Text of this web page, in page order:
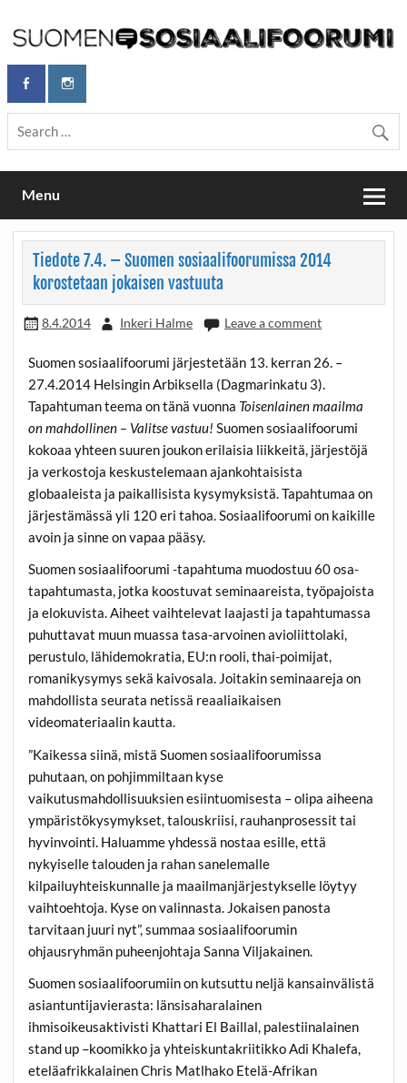
content
Maailmanparannuspäivät / Suomen
Sosiaalifoorumi
Maailmanparannuspäivät Lapinlahden Lähteellä, Helsingissä
26.–27.9.2026
Menu
Tiedote 7.4. – Suomen sosiaalifoorumissa 2014
korostetaan jokaisen vastuuta
8.4.2014 Inkeri Halme Leave a comment
Suomen sosiaalifoorumi järjestetään 13. kerran 26. –
27.4.2014 Helsingin Arbiksella (Dagmarinkatu 3).
Tapahtuman teema on tänä vuonna Toisenlainen maailma
on mahdollinen – Valitse vastuu! Suomen sosiaalifoorumi
kokoaa yhteen suuren joukon erilaisia liikkeitä, järjestöjä
ja verkostoja keskustelemaan ajankohtaisista
globaaleista ja paikallisista kysymyksistä. Tapahtumaa on
järjestämässä yli 120 eri tahoa. Sosiaalifoorumi on kaikille
avoin ja sinne on vapaa pääsy.
Suomen sosiaalifoorumi -tapahtuma muodostuu 60 osa-
tapahtumasta, jotka koostuvat seminaareista, työpajoista
ja elokuvista. Aiheet vaihtelevat laajasti ja tapahtumassa
puhuttavat muun muassa tasa-arvoinen avioliittolaki,
perustulo, lähidemokratia, EU:n rooli, thai-poimijat,
romanikysymys sekä kaivosala. Joitakin seminaareja on
mahdollista seurata netissä reaaliaikaisen
videomateriaalin kautta.
”Kaikessa siinä, mistä Suomen sosiaalifoorumissa
puhutaan, on pohjimmiltaan kyse
vaikutusmahdollisuuksien esiintuomisesta – olipa aiheena
ympäristökysymykset, talouskriisi, rauhanprosessit tai
hyvinvointi. Haluamme yhdessä nostaa esille, että
nykyiselle talouden ja rahan sanelemalle
kilpailuyhteiskunnalle ja maailmanjärjestykselle löytyy
vaihtoehtoja. Kyse on valinnasta. Jokaisen panosta
tarvitaan juuri nyt”, summaa sosiaalifoorumin
ohjausryhmän puheenjohtajaSanna Viljakainen.
Suomen sosiaalifoorumiin on kutsuttu neljä kansainvälistä
asiantuntijavierasta: länsisaharalainen
ihmisoikeusaktivisti Khattari El Baillal, palestiinalainen
stand up –koomikko ja yhteiskuntakriitikkoAdi Khalefa,
eteläafrikkalainenChris Matlhako Etelä-Afrikan